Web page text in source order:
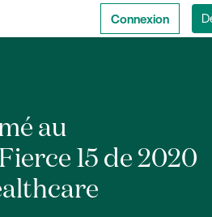
Connexion
au
15 de 2020